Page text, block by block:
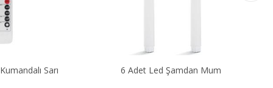
6 Adet Led Şamdan Mum